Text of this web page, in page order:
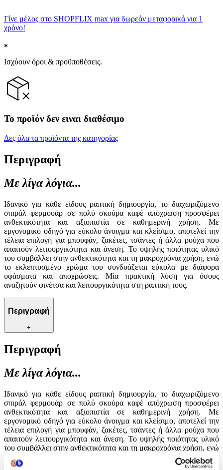
Γίνε μέλος στο SHOPFLIX max για δωρεάν μεταφορικά για 1
χρόνο!
Ισχύουν όροι & προϋποθέσεις.
Το προϊόν δεν ειναι διαθέσιμο
Δες όλα τα προϊόντα της κατηγορίας
Περιγραφή
Με λίγα λόγια...
Ιδανικό για κάθε είδους ραπτική δημιουργία, το διαχωριζόμενο
σπιράλ φερμουάρ σε πολύ σκούρα καφέ απόχρωση προσφέρει
ανθεκτικότητα και αξιοπιστία σε καθημερινή χρήση. Με
εργονομικό οδηγό για εύκολο άνοιγμα και κλείσιμο, αποτελεί την
τέλεια επιλογή για μπουφάν, ζακέτες, τσάντες ή άλλα ρούχα που
απαιτούν λειτουργικότητα και άνεση. Το υψηλής ποιότητας υλικό
του συμβάλλει στην ανθεκτικότητα και τη μακροχρόνια χρήση, ενώ
το εκλεπτυσμένο χρώμα του συνδυάζεται εύκολα με διάφορα
υφάσματα και αποχρώσεις. Μία πρακτική λύση για όσους
αναζητούν φινέτσα και λειτουργικότητα στη ραπτική τους.
Περιγραφή
+
Περιγραφή
Με λίγα λόγια...
Ιδανικό για κάθε είδους ραπτική δημιουργία, το διαχωριζόμενο
σπιράλ φερμουάρ σε πολύ σκούρα καφέ απόχρωση προσφέρει
ανθεκτικότητα και αξιοπιστία σε καθημερινή χρήση. Με
εργονομικό οδηγό για εύκολο άνοιγμα και κλείσιμο, αποτελεί την
τέλεια επιλογή για μπουφάν, ζακέτες, τσάντες ή άλλα ρούχα που
απαιτούν λειτουργικότητα και άνεση. Το υψηλής ποιότητας υλικό
του συμβάλλει στην ανθεκτικότητα και τη μακροχρόνια χρήση, ενώ
το εκλεπτυσμένο χρώμα του συνδυάζεται εύκολα με διάφορα
υφάσματα και αποχρώσεις. Μία πρακτική λύση για όσους